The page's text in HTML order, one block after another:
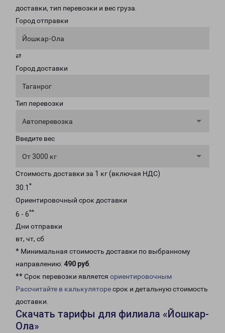
доставки, тип перевозки и вес груза.
Город отправки
Йошкар-Ола
⇄
Город доставки
Таганрог
Тип перевозки
Автоперевозка
Введите вес
От 3000 кг
Стоимость доставки за 1 кг (включая НДС)
30.1 *
Ориентировочный срок доставки
6 - 6**
Дни отправки
вт, чт, сб
* Минимальная стоимость доставки по выбранному
направлению: 490 руб.
** Срок перевозки является ориентировочным
Рассчитайте в калькуляторесрок и детальную стоимость
доставки.
Скачать тарифы для филиала «Йошкар-
Ола»